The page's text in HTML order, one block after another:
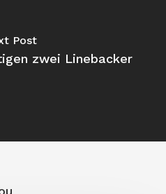
Post
zwei Linebacker